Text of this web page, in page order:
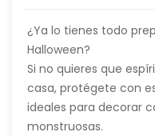
¿Ya lo tienes todo
Halloween?
Si no quieres que
casa, protégete con
ideales para decorar
monstruosas.